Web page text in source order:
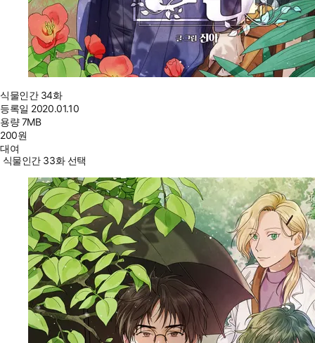
식물인간 34화
등록일 2020.01.10
용량7MB
200원
대여
식물인간 33화 선택